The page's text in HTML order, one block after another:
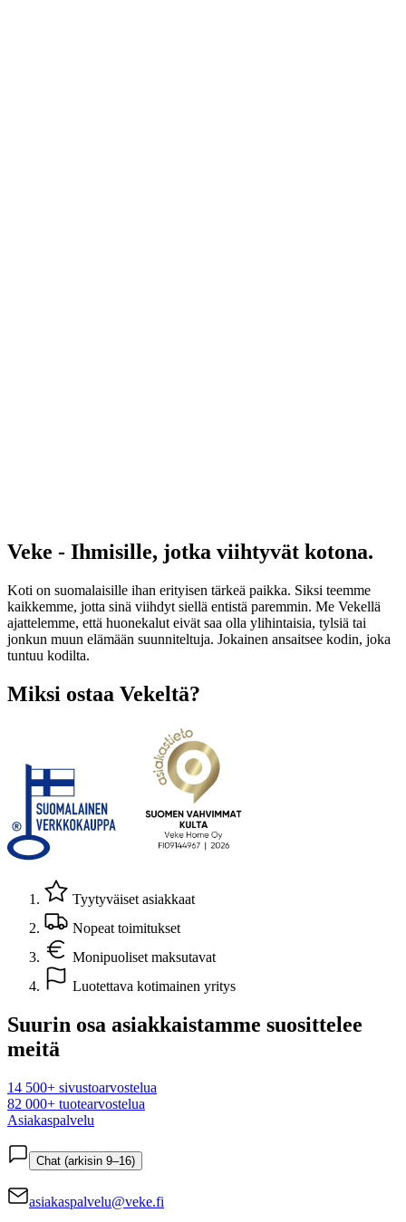
Veke - Ihmisille, jotka viihtyvät kotona.
Koti on suomalaisille ihan erityisen tärkeä paikka. Siksi teemme
kaikkemme, jotta sinä viihdyt siellä entistä paremmin. Me Vekellä
ajattelemme, että huonekalut eivät saa olla ylihintaisia, tylsiä tai
jonkun muun elämään suunniteltuja. Jokainen ansaitsee kodin, joka
tuntuu kodilta.
Miksi ostaa Vekeltä?
Tyytyväiset asiakkaat
Nopeat toimitukset
Monipuoliset maksutavat
Luotettava kotimainen yritys
Suurin osa asiakkaistamme suosittelee
meitä
14 500+ sivustoarvostelua
82 000+ tuotearvostelua
Asiakaspalvelu
Chat (arkisin 9–16)
asiakaspalvelu@veke.fi